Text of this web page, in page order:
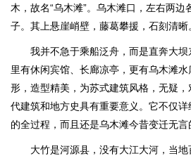
木，故名“乌木滩”。乌木滩口，左右两
子。其上悬崖峭壁，藤葛攀援，石刻清晰
我并不急于乘船泛舟，而是直奔大
里有休闲宾馆、长廊凉亭，更有乌木滩
形，造型精美，为苏式建筑风格，无疑
代建筑和地方史具有重要意义。它不仅
的全过程，而且还是乌木滩今昔变迁无言
大竹是河源县，没有大江大河，当地